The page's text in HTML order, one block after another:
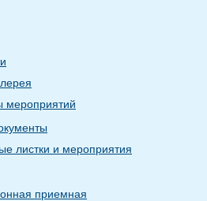
мероприятий
листки и мероприятия
приемная